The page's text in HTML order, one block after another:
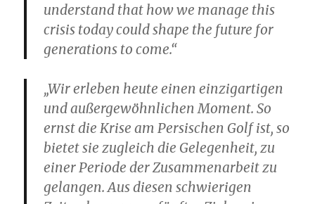
understand that how we manage this
crisis today could shape the future for
generations to come.“
„Wir erleben heute einen einzigartigen
und außergewöhnlichen Moment. So
ernst die Krise am Persischen Golf ist, so
bietet sie zugleich die Gelegenheit, zu
einer Periode der Zusammenarbeit zu
gelangen. Aus diesen schwierigen